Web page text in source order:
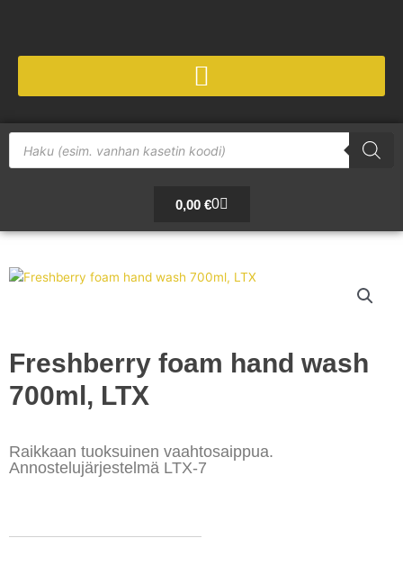
Products
search
0,00 €0
Cart
Freshberry foam hand wash
700ml, LTX
Raikkaan tuoksuinen vaahtosaippua.
Annostelujärjestelmä LTX-7